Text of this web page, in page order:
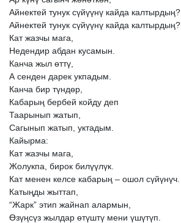
Айнектей тунук сүйүүнү кайда калтырдың?
Айнектей тунук сүйүүнү кайда калтырдың?
Кат жазчы мага,
Недендир абдан кусамын.
Канча жыл өттү,
А сенден дарек укпадым.
Канча бир түндөр,
Кабарың бербей койду деп
Таарынып жатып,
Сагынып жатып, уктадым.
Кайырма:
Кат жазчы мага,
Жолукпа, бирок билүүлүк.
Кат менен келсе кабарың – ошол сүйүнүч.
Катыңды жыттап,
“Жарк” этип жайнап алармын,
Өзүңсүз жылдар өтүштү мени үшүтүп.